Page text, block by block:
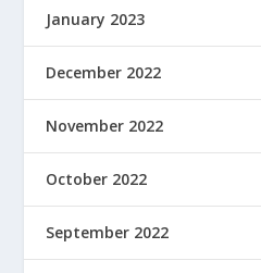
January 2023
December 2022
November 2022
October 2022
September 2022